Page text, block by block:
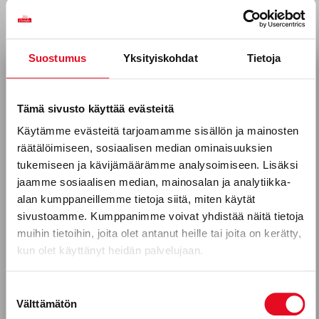
Suostumus Yksityiskohdat Tietoja
Tämä sivusto käyttää evästeitä
Käytämme evästeitä tarjoamamme sisällön ja mainosten
räätälöimiseen, sosiaalisen median ominaisuuksien
tukemiseen ja kävijämäärämme analysoimiseen. Lisäksi
jaamme sosiaalisen median, mainosalan ja analytiikka-
alan kumppaneillemme tietoja siitä, miten käytät
sivustoamme. Kumppanimme voivat yhdistää näitä tietoja
muihin tietoihin, joita olet antanut heille tai joita on kerätty,
kun olet käyttänyt heidän palvelujaan.
valinta
Välttämätön
Rakastamme vanhoja perinteitä, mutta
haluamme olla luomassa myös
uusia. Gluteenittomissa leipomotuotteissa
haluamme olla koko tuoteryhmän
ja hyvinvointiajattelun suomalainen uudistaja,
leipoen leipää, joka
sopii ihan kaikille.
Katso kaikki tuotteet
Tilaa uutiskirjeemme
Puhelinnumero
Mitkä seuraavista aihealueista
kiinnostavat sinua?